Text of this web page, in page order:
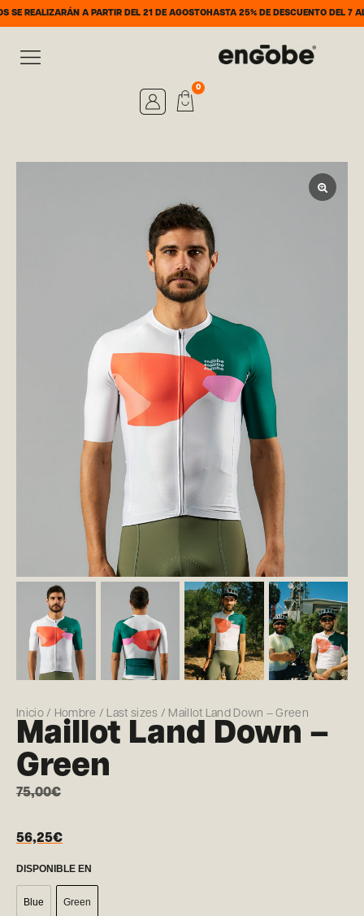
A PARTIR DEL 21 DE AGOSTO HASTA 25% DE DESCUENTO DEL 7 AL 31 DE
0
Inicio/ Hombre / Last sizes / Maillot Land Down – Green
Maillot Land Down –
Green
75,00€
56,25€
DISPONIBLE EN
Blue Green